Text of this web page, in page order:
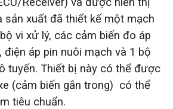
sản xuất đã thiết kế một mạch
vi xử lý, các cảm biến đo áp
điện áp pin nuôi mạch và 1 bộ
tuyến. Thiết bị này có thể được
(cảm biến gắn trong) có thể
tiêu chuẩn.